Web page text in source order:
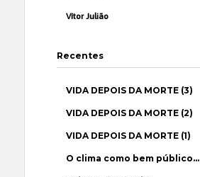
Vítor Julião
Recentes
VIDA DEPOIS DA MORTE (3)
VIDA DEPOIS DA MORTE (2)
VIDA DEPOIS DA MORTE (1)
O clima como bem público…